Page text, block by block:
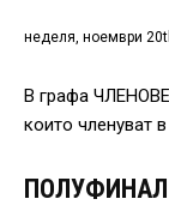
неделя, ноември
В графа
които членуват
ПОЛУФИНАЛ